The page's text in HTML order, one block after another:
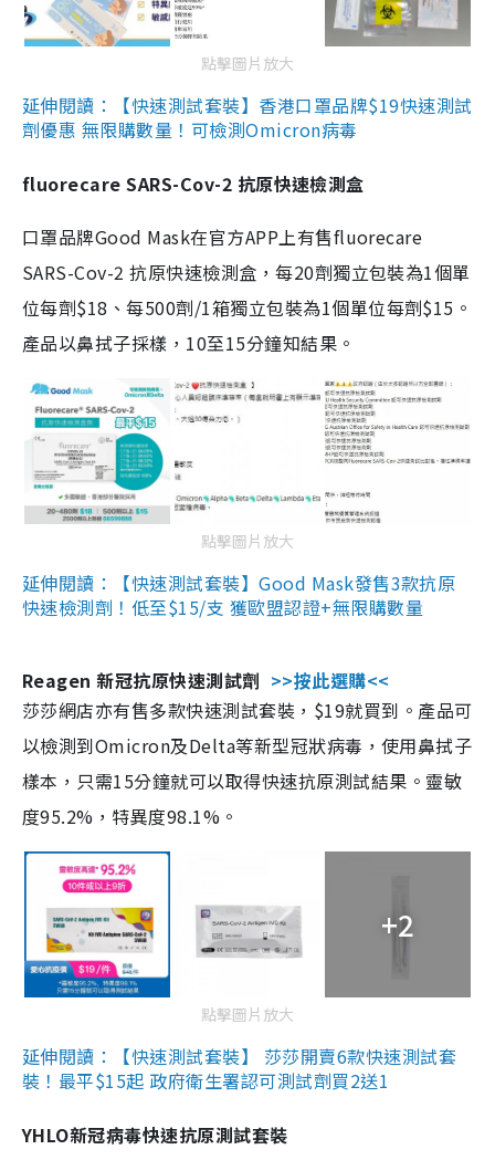
點擊圖片放大
延伸閱讀：【快速測試套裝】香港口罩品牌$19快速測試
劑優惠 無限購數量！可檢測Omicron病毒
fluorecare SARS-Cov-2 抗原快速檢測盒
口罩品牌Good Mask在官方APP上有售fluorecare
SARS-Cov-2 抗原快速檢測盒，每20劑獨立包裝為1個單
位每劑$18、每500劑/1箱獨立包裝為1個單位每劑$15。
產品以鼻拭子採樣，10至15分鐘知結果。
點擊圖片放大
延伸閱讀：【快速測試套裝】Good Mask發售3款抗原
快速檢測劑！低至$15/支 獲歐盟認證+無限購數量
Reagen 新冠抗原快速測試劑 >>按此選購<<
莎莎網店亦有售多款快速測試套裝，$19就買到。產品可
以檢測到Omicron及Delta等新型冠狀病毒，使用鼻拭子
樣本，只需15分鐘就可以取得快速抗原測試結果。靈敏
度95.2%，特異度98.1%。
+2
點擊圖片放大
延伸閱讀：【快速測試套裝】 莎莎開賣6款快速測試套
裝！最平$15起 政府衛生署認可測試劑買2送1
YHLO新冠病毒快速抗原測試套裝